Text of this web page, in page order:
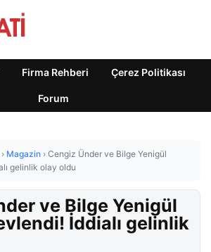
Firma Rehberi Çerez Politikası
Forum
› Magazin › Cengiz Ünder ve Bilge Yenigül
gelinlik olay oldu
ve Bilge Yenigül
İddialı gelinlik